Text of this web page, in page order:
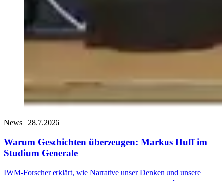
News | 28.7.2026
Warum Geschichten überzeugen: Markus Huff im
Studium Generale
IWM-Forscher erklärt, wie Narrative unser Denken und unsere